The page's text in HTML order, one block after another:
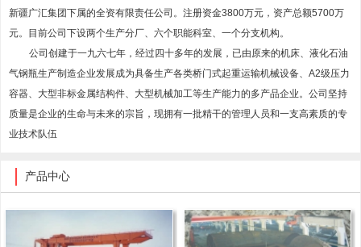
新疆广汇集团下属的全资有限责任公司。注册资金3800万元，资产总额5700万
元。目前公司下设两个生产分厂、六个职能科室、一个分支机构。
公司创建于一九六七年，经过四十多年的发展，已由原来的机床、液化石油
气钢瓶生产制造企业发展成为具备生产各类桥门式起重运输机械设备、A2级压力
容器、大型非标金属结构件、大型机械加工等生产能力的多产品企业。公司坚持
质量是企业的生命与未来的宗旨，现拥有一批精干的管理人员和一支高素质的专
业技术队伍
产品中心